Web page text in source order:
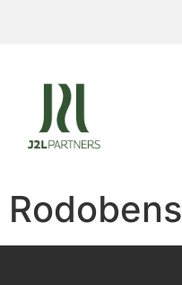
Rodobens